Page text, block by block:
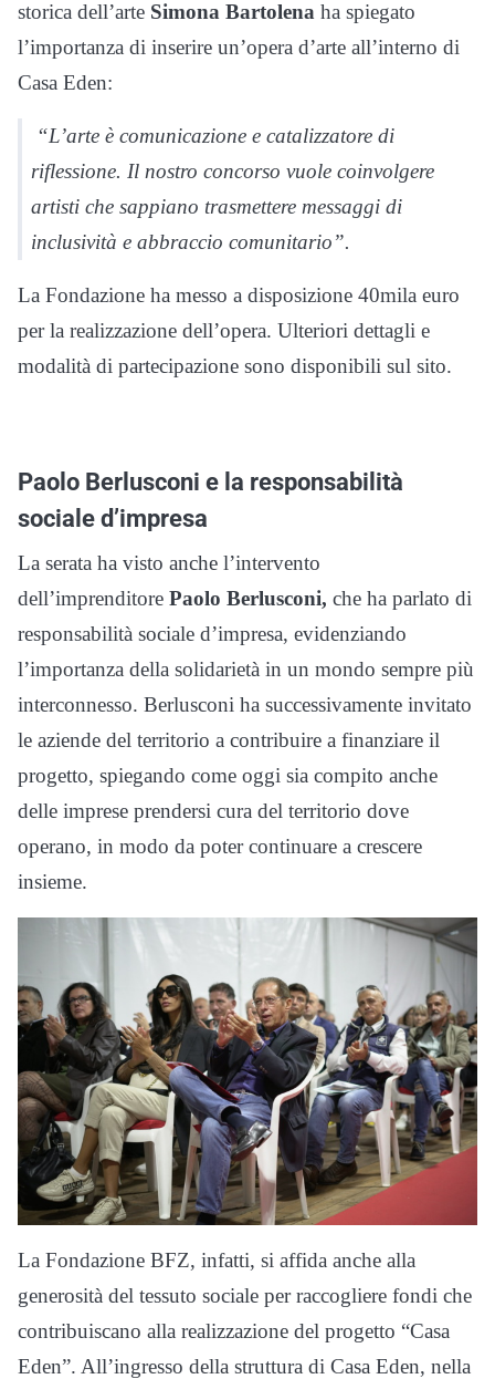
storica dell’arte Simona Bartolena ha spiegato
l’importanza di inserire un’opera d’arte all’interno di
Casa Eden:
“L’arte è comunicazione e catalizzatore di
riflessione. Il nostro concorso vuole coinvolgere
artisti che sappiano trasmettere messaggi di
inclusività e abbraccio comunitario”.
La Fondazione ha messo a disposizione 40mila euro
per la realizzazione dell’opera. Ulteriori dettagli e
modalità di partecipazione sono disponibili sul sito.
Paolo Berlusconi e la responsabilità
sociale d’impresa
La serata ha visto anche l’intervento
dell’imprenditore Paolo Berlusconi, che ha parlato di
responsabilità sociale d’impresa, evidenziando
l’importanza della solidarietà in un mondo sempre più
interconnesso. Berlusconi ha successivamente invitato
le aziende del territorio a contribuire a finanziare il
progetto, spiegando come oggi sia compito anche
delle imprese prendersi cura del territorio dove
operano, in modo da poter continuare a crescere
insieme.
La Fondazione BFZ, infatti, si affida anche alla
generosità del tessuto sociale per raccogliere fondi che
contribuiscano alla realizzazione del progetto “Casa
Eden”. All’ingresso della struttura di Casa Eden, nella